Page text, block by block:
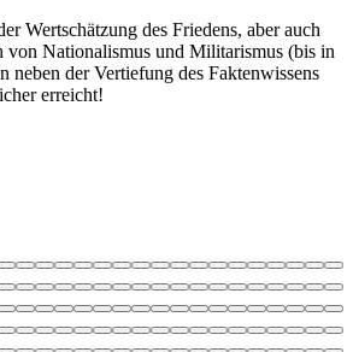
Wertschätzung des Friedens, aber auch
von Nationalismus und Militarismus (bis in
neben der Vertiefung des Faktenwissens
erreicht!